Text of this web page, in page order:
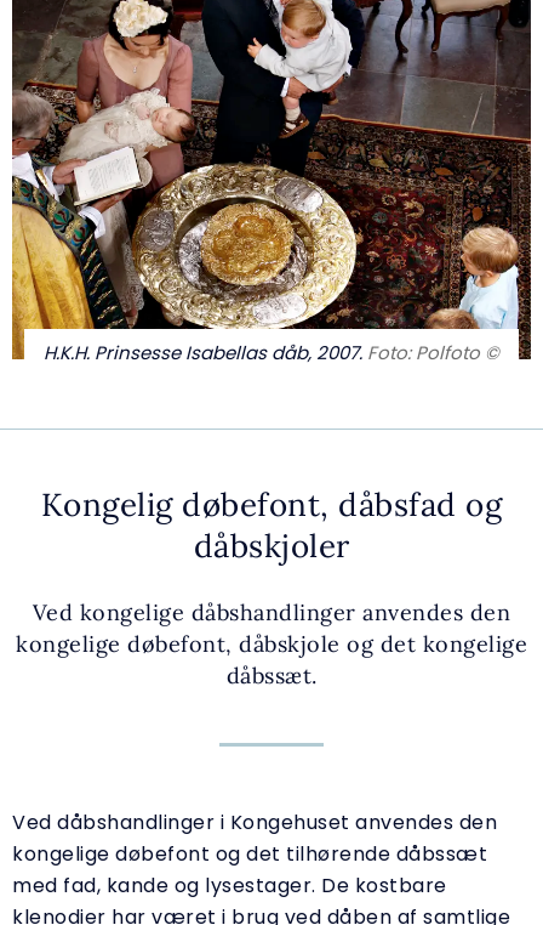
H.K.H. Prinsesse Isabellas dåb, 2007. Foto: Polfoto ©
Kongelig døbefont, dåbsfad og
dåbskjoler
Ved kongelige dåbshandlinger anvendes den
kongelige døbefont, dåbskjole og det kongelige
dåbssæt.
Ved dåbshandlinger i Kongehuset anvendes den
kongelige døbefont og det tilhørende dåbssæt
med fad, kande og lysestager. De kostbare
klenodier har været i brug ved dåben af samtlige